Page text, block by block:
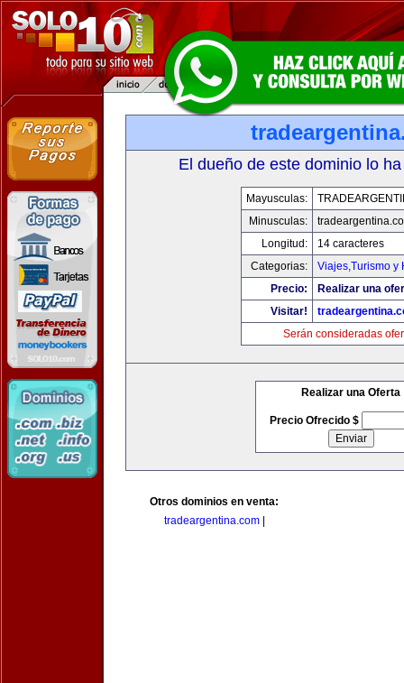
El dueño de este dominio lo
Mayusculas:
Minusculas:
Longitud:
14 caracteres
Categorias:
Viajes,Turismo y
Precio:
Realizar una
Visitar!
Serán consideradas
Realizar una Oferta
Precio Ofrecido $
Otros dominios en venta:
tradeargentina.com|